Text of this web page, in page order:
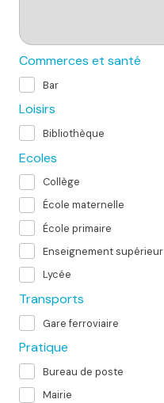
Commerces et santé
Bar
Loisirs
Bibliothèque
Ecoles
Collège
École maternelle
École primaire
Enseignement supérieur
Lycée
Transports
Gare ferroviaire
Pratique
Bureau de poste
Mairie